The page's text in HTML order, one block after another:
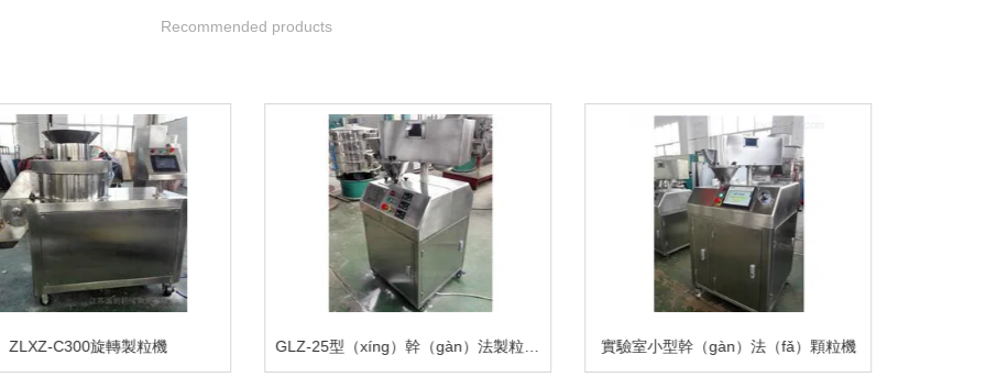
Recommended products
ZLXZ-C300旋轉製粒機 實驗室小型幹（gàn）法（fǎ）顆粒機